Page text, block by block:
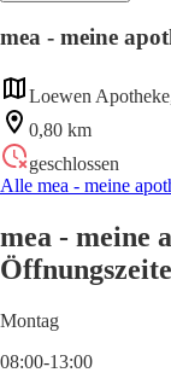
mea - meine
Loewen
0,80 km
geschlossen
Alle mea - meine
mea - meine
Montag
08:00-13:00